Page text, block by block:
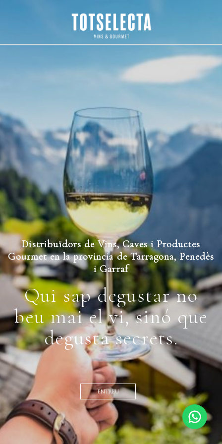
Distribuïdors de Vins, Caves i Productes
Gourmet en la provincia de Tarragona, Penedès
i Garraf
Qui sap degustar no
beu mai el vi, sinó que
degusta secrets.
ENTREU